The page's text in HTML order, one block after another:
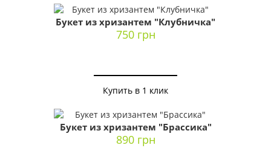
Букет из хризантем "Клубничка"
750 грн
Купить в 1 клик
Букет из хризантем "Брассика"
890 грн